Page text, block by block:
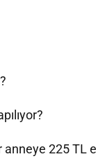
anneye 225 TL